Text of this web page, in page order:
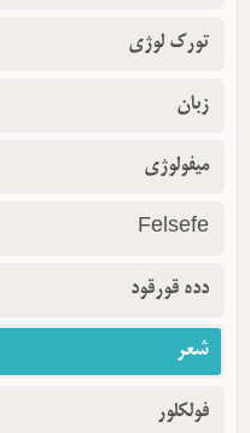
تورک لوژی
زبان
میفولوژی
Felsefe
دده قورقود
شعر
فولکلور